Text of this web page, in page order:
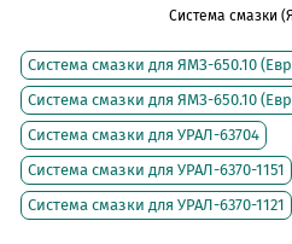
Система смазки
Система смазки для ЯМЗ-650.10
Система смазки для ЯМЗ-650.10
Система смазки для УРАЛ-63704
Система смазки для УРАЛ-6370-1151
Система смазки для УРАЛ-6370-1121